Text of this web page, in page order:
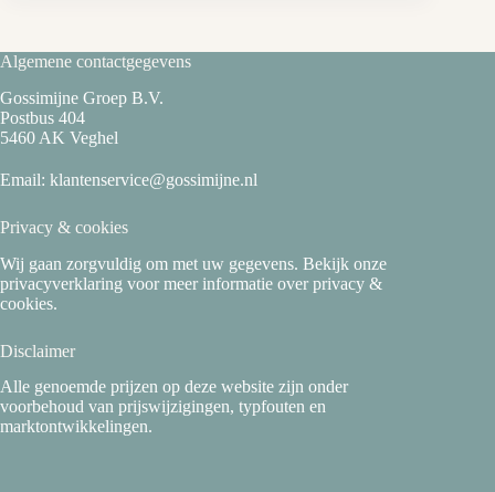
Algemene contactgegevens
Gossimijne Groep B.V.
Postbus 404
5460 AK Veghel
Email: klantenservice@gossimijne.nl
Privacy & cookies
Wij gaan zorgvuldig om met uw gegevens. Bekijk onze
privacyverklaring voor meer informatie over privacy &
cookies.
Disclaimer
Alle genoemde prijzen op deze website zijn onder
voorbehoud van prijswijzigingen, typfouten en
marktontwikkelingen.